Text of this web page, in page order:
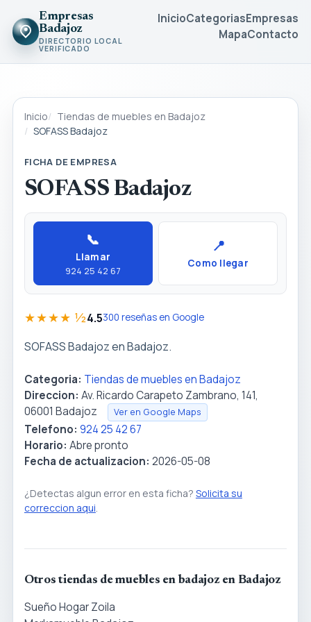
Empresas
Badajoz
DIRECTORIO LOCAL
VERIFICADO
InicioCategoriasEmpresas
MapaContacto
Inicio
Tiendas de muebles en Badajoz
SOFASS Badajoz
FICHA DE EMPRESA
SOFASS Badajoz
📞
Llamar
924 25 42 67
📍
Como llegar
★★★★ ½4.5300 reseñas en Google
SOFASS Badajoz en Badajoz.
Categoria: Tiendas de muebles en Badajoz
Direccion: Av. Ricardo Carapeto Zambrano, 141,
06001 Badajoz
Ver en Google Maps
Telefono: 924 25 42 67
Horario: Abre pronto
Fecha de actualizacion: 2026-05-08
¿Detectas algun error en esta ficha? Solicita su
correccion aqui.
Otros tiendas de muebles en badajoz en Badajoz
Sueño Hogar Zoila